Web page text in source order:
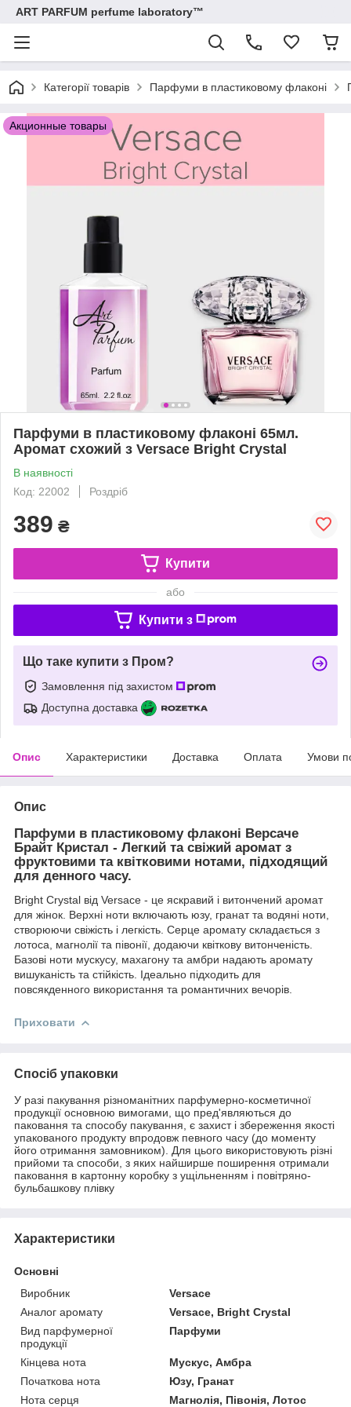
ART PARFUM perfume laboratory™
Категорії товарів Парфуми в пластиковому флаконі
Акционные товары
Парфуми в пластиковому флаконі 65мл.
Аромат схожий з Versace Bright Crystal
В наявності
Код: 22002
Роздріб
389 ₴
Купити
або
Купити з
Що таке купити з Пром?
Замовлення під захистом
Доступна доставка
Опис Характеристики Доставка Оплата Умови
Опис
Парфуми в пластиковому флаконі Версаче
Брайт Кристал - Легкий та свіжий аромат з
фруктовими та квітковими нотами, підходящий
для денного часу.
Bright Crystal від Versace - це яскравий і витончений аромат
для жінок. Верхні ноти включають юзу, гранат та водяні ноти,
створюючи свіжість і легкість. Серце аромату складається з
лотоса, магнолії та півонії, додаючи квіткову витонченість.
Базові ноти мускусу, махагону та амбри надають аромату
вишуканість та стійкість. Ідеально підходить для
повсякденного використання та романтичних вечорів.
Приховати
Спосіб упаковки
У разі пакування різноманітних парфумерно-косметичної
продукції основною вимогами, що пред'являються до
паковання та способу пакування, є захист і збереження якості
упакованого продукту впродовж певного часу (до моменту
його отримання замовником). Для цього використовують різні
прийоми та способи, з яких найширше поширення отримали
паковання в картонну коробку з ущільненням і повітряно-
бульбашкову плівку
Характеристики
Основні
Виробник
Versace
Аналог аромату
Versace, Bright Crystal
Вид парфумерної
продукції
Парфуми
Кінцева нота
Мускус, Амбра
Початкова нота
Юзу, Гранат
Нота серця
Магнолія, Півонія, Лотос